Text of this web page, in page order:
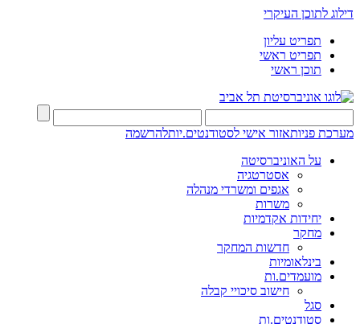
דילוג לתוכן העיקרי
תפריט עליון
תפריט ראשי
תוכן ראשי
מערכת פניותאזור אישי לסטודנטים.יותלהרשמה
על האוניברסיטה
אסטרטגיה
אגפים ומשרדי מנהלה
משרות
יחידות אקדמיות
מחקר
חדשות המחקר
בינלאומיות
מועמדים.ות
חישוב סיכויי קבלה
סגל
סטודנטים.ות